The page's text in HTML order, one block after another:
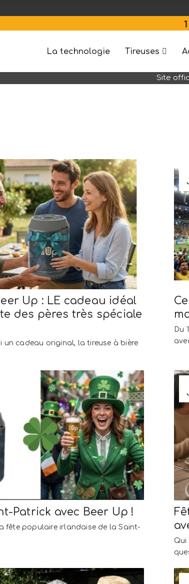
1 BEER UP
La technologie Tireuses
Site
Up : LE cadeau idéal
des pères très spéciale
un cadeau original, la tireuse à bière
Du
Patrick avec Beer Up !
fête populaire irlandaise de la Saint-
Qui